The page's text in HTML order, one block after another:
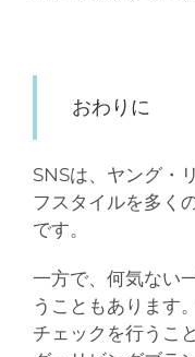
おわりに
SNSは、ヤング・
フスタイルを多く
です。
一方で、何気ない
うこともあります
チェックを行うこ